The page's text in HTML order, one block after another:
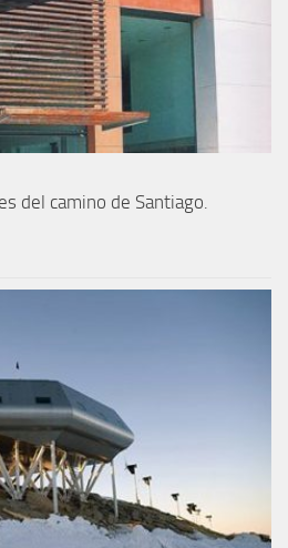
del camino de Santiago.